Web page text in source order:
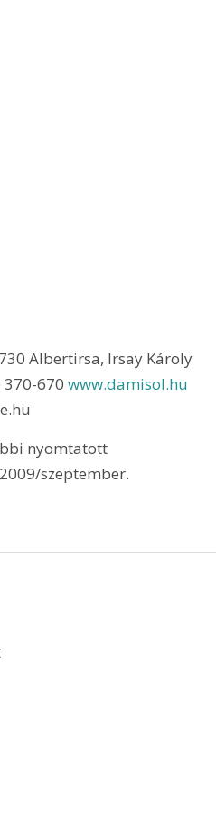
Albertirsa, Irsay Károly
370-670 www.damisol.hu
nyomtatott
szeptember.